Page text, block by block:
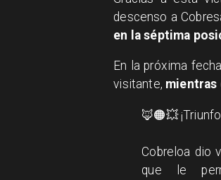
descenso a
en la séptima
En la próxima
visitante, mientras
🦊🟠💥
Cobreloa dio
que le